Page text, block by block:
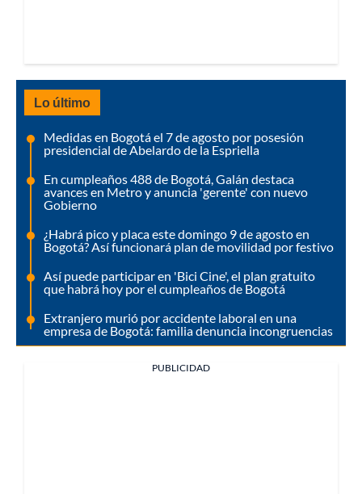
Lo último
Medidas en Bogotá el 7 de agosto por posesión
presidencial de Abelardo de la Espriella
En cumpleaños 488 de Bogotá, Galán destaca
avances en Metro y anuncia 'gerente' con nuevo
Gobierno
¿Habrá pico y placa este domingo 9 de agosto en
Bogotá? Así funcionará plan de movilidad por festivo
Así puede participar en 'Bici Cine', el plan gratuito
que habrá hoy por el cumpleaños de Bogotá
Extranjero murió por accidente laboral en una
empresa de Bogotá: familia denuncia incongruencias
PUBLICIDAD